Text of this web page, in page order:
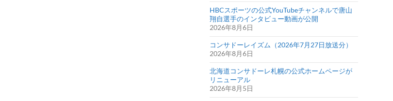
HBCスポーツの公式YouTubeチャンネルで唐山
翔自選手のインタビュー動画が公開
2026年8月6日
コンサドーレイズム（2026年7月27日放送分）
2026年8月6日
北海道コンサドーレ札幌の公式ホームページが
リニューアル
2026年8月5日